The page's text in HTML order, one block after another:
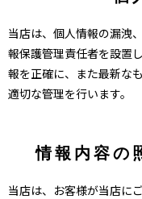
当店は、個人情報の漏洩
報保護管理責任者を設置
報を正確に、また最新な
適切な管理を行います。
情報内容の
当店は、お客様が当店に